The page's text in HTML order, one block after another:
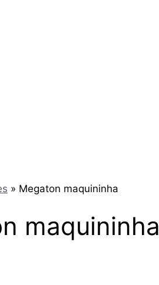
» Megaton maquininha
maquininha